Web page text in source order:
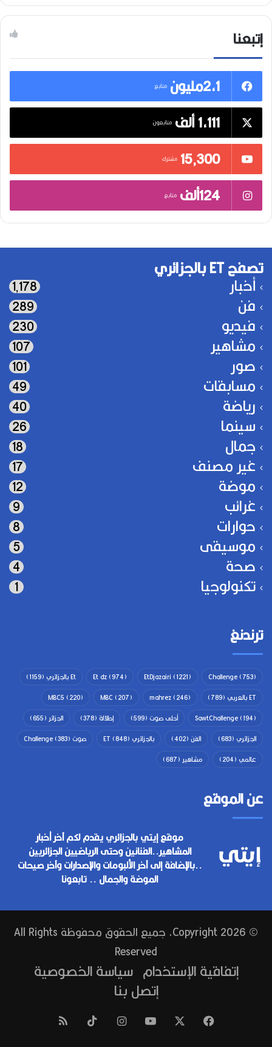
إتبعنا
2,1مليون
متابع
1,111 ألف متابعون
15٬300 مشترك
124ألف متابع
تصفح ET بالجزائري
أخبار 1٬178
فن 289
فيديو 230
مشاهير 107
صور 101
مسابقات 49
رياضة 40
سينما 26
جمال 18
غير مصنف 17
موضة 12
غرائب 9
حوارات 8
موسيقى 5
صحة 4
تكنولوجيا 1
ترندنغ
Challenge(753)
EtDjazairi (1221)
Et dz(974) Et بالجزائري
(1159)
ET بالعربي
(789)
mahrez(246)
MBC(207)
MBC5 (220)
SawtChallenge(194) أحلى صوت (599) إطلالة (378) الجزائر (655)
الجزائري (683) الفن (402) بالجزائري ET (848) صوت Challenge (383)
عالمي (204) مشاهير (687)
عن الموقع
موقع إيتي بالجزائري يقدم لكم آخر أخبار
المشاهير..الفنانين وحتى الرياضيين الجزائريين
..بالإضافة إلى آخر الألبومات والإصدارات وآخر صيحات
الموضة والجمال .. تابعونا
© Copyright 2026, جميع الحقوق محفوظة All Rights
Reserved
إتفاقية الإستخدام سياسة الخصوصية
إتصل بنا
فيسبوك ‫YouTube انستقرام ‫TikTok